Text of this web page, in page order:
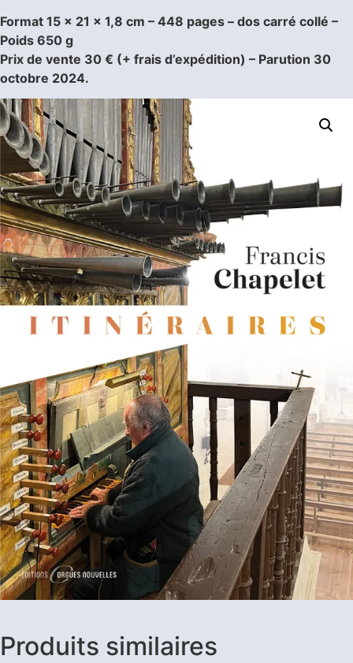
Format 15 x 21 x 1,8 cm – 448 pages – dos carré collé –
Poids 650 g
Prix de vente 30 € (+ frais d’expédition) – Parution 30
octobre 2024.
Produits similaires